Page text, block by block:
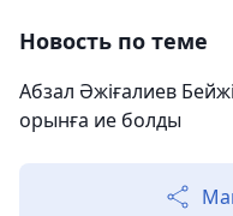
Новость по теме
Абзал Әжіғалиев
орынға ие болды